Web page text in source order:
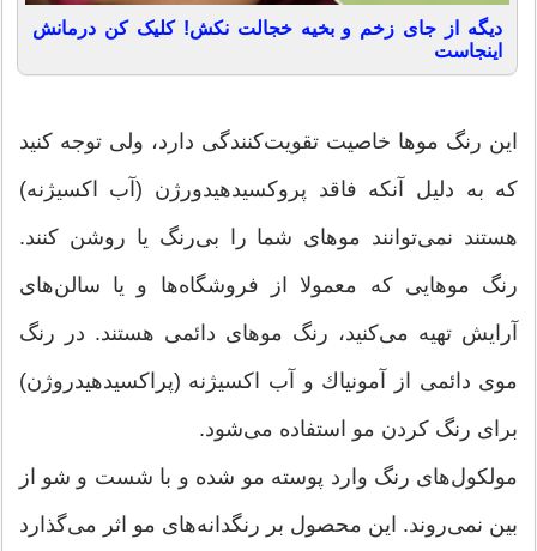
دیگه از جای زخم و بخیه خجالت نکش! کلیک کن درمانش
اینجاست
این رنگ موها خاصیت تقویت‌كنندگی دارد، ولی توجه كنید
كه به دلیل آنكه فاقد پروكسیدهیدورژن (آب اكسیژنه)
هستند نمی‌توانند موهای شما را بی‌رنگ یا روشن كنند.
رنگ‌ موهایی كه معمولا از فروشگاه‌ها و یا سالن‌های
آرایش تهیه می‌كنید، رنگ موهای دائمی هستند. در رنگ
موی دائمی از آمونیاك و آب اكسیژنه (پراكسیدهیدروژن)
برای رنگ كردن مو استفاده می‌شود.
مولكول‌های رنگ وارد پوسته مو شده و با شست و شو از
بین نمی‌روند. این محصول بر رنگدانه‌های مو اثر می‌گذارد